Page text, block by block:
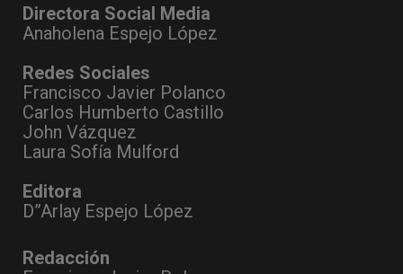
Directora Social Media
Anaholena Espejo López
Redes Sociales
Francisco Javier Polanco
Carlos Humberto Castillo
John Vázquez
Laura Sofía Mulford
Editora
D”Arlay Espejo López
Redacción